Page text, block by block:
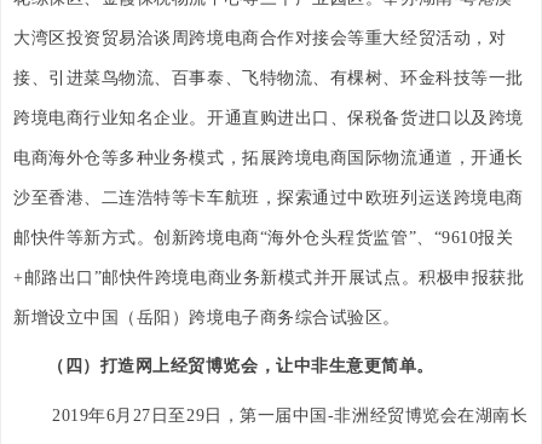
大湾区投资贸易洽谈周跨境电商合作对接会等重大经贸活动，对
接、引进菜鸟物流、百事泰、飞特物流、有棵树、环金科技等一批
跨境电商行业知名企业。开通直购进出口、保税备货进口以及跨境
电商海外仓等多种业务模式，拓展跨境电商国际物流通道，开通长
沙至香港、二连浩特等卡车航班，探索通过中欧班列运送跨境电商
邮快件等新方式。创新跨境电商“海外仓头程货监管”、“9610报关
+邮路出口”邮快件跨境电商业务新模式并开展试点。积极申报获批
新增设立中国（岳阳）跨境电子商务综合试验区。
（四）打造网上经贸博览会，让中非生意更简单。
2019年6月27日至29日，第一届中国-非洲经贸博览会在湖南长